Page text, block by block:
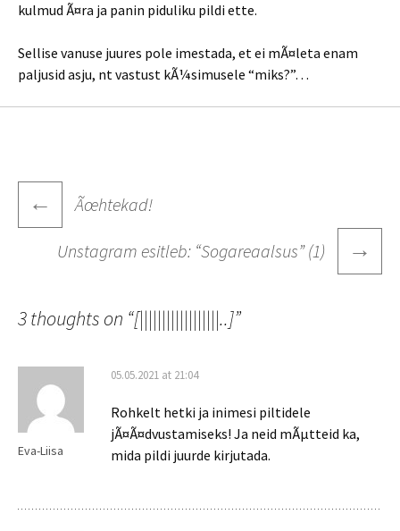
kulmud Ã¤ra ja panin piduliku pildi ette.
Sellise vanuse juures pole imestada, et ei mÃ¤leta enam
paljusid asju, nt vastust kÃ¼simusele “miks?”…
Post
navigation
← Ãœhtekad!
Unstagram esitleb: “Sogareaalsus” (1) →
3 thoughts on “[||||||||||||||||||..]”
Eva-Liisa
05.05.2021 at 21:04
Rohkelt hetki ja inimesi piltidele
jÃ¤Ã¤dvustamiseks! Ja neid mÃµtteid ka,
mida pildi juurde kirjutada.